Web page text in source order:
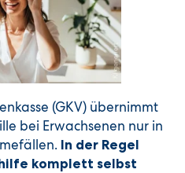
(GKV) übernimmt
bei Erwachsenen nur in
In der Regel
komplett selbst